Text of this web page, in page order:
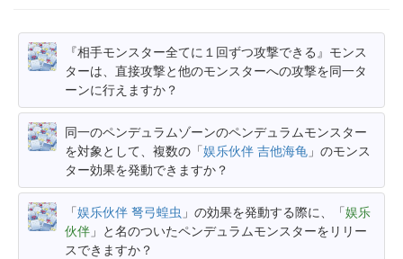
『相手モンスター全てに１回ずつ攻撃できる』モンス
ターは、直接攻撃と他のモンスターへの攻撃を同一タ
ーンに行えますか？
同一のペンデュラムゾーンのペンデュラムモンスター
を対象として、複数の「娱乐伙伴 吉他海龟 」のモンス
ター効果を発動できますか？
「娱乐伙伴 弩弓蝗虫 」の効果を発動する際に、「娱乐
伙伴 」と名のついたペンデュラムモンスターをリリー
スできますか？